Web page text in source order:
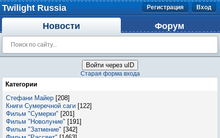
Twilight Russia Регистрация Вход
Новости Форум
Войти через uID
Старая форма входа
Категории
Стефани Майер [208]
Книги Сумеречной саги [122]
Фильм "Сумерки" [201]
Фильм "Новолуние" [191]
Фильм "Затмение" [342]